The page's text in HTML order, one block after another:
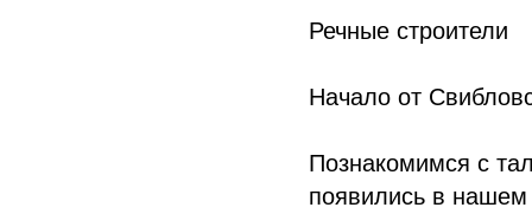
Речные строители
Начало от
Познакомимся с
появились в